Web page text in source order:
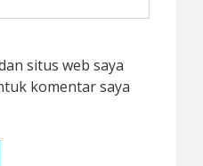
situs web saya
komentar saya